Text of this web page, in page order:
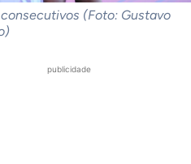
(Foto: Gustavo
publicidade